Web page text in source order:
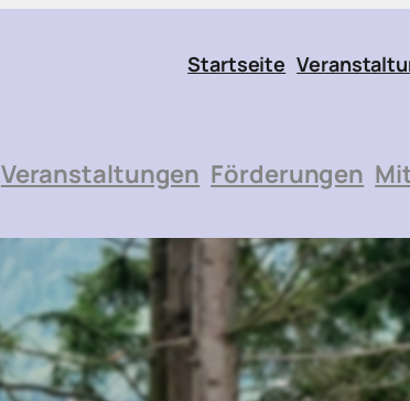
Startseite
Veranstaltungen Förderungen